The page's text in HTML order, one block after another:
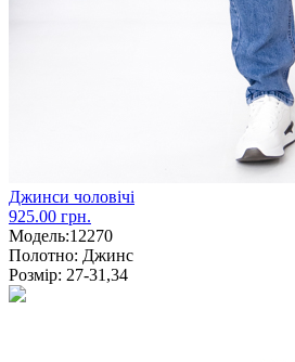
Джинси чоловічі
925.00 грн.
Модель:12270
Полотно: Джинс
Розмір: 27-31,34